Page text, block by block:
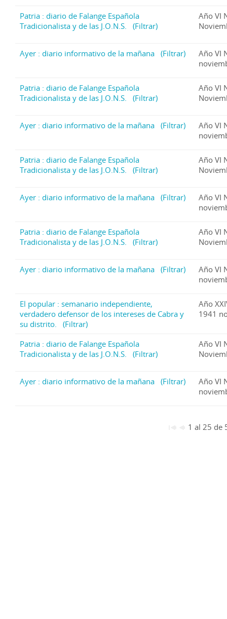
Patria : diario de Falange Española
Tradicionalista y de las J.O.N.S.
(Filtrar)
Año VI
Ayer : diario informativo de la mañana (Filtrar)
Año VI
Patria : diario de Falange Española
Tradicionalista y de las J.O.N.S.
(Filtrar)
Año VI
Ayer : diario informativo de la mañana (Filtrar)
Año VI
Patria : diario de Falange Española
Tradicionalista y de las J.O.N.S.
(Filtrar)
Año VI
Ayer : diario informativo de la mañana (Filtrar)
Año VI
Patria : diario de Falange Española
Tradicionalista y de las J.O.N.S.
(Filtrar)
Año VI
Ayer : diario informativo de la mañana (Filtrar)
Año VI
El popular : semanario independiente,
verdadero defensor de los intereses de Cabra y
su distrito.
(Filtrar)
Año
1941
Patria : diario de Falange Española
Tradicionalista y de las J.O.N.S.
(Filtrar)
Año VI
Ayer : diario informativo de la mañana (Filtrar)
Año VI
1 al 25 de